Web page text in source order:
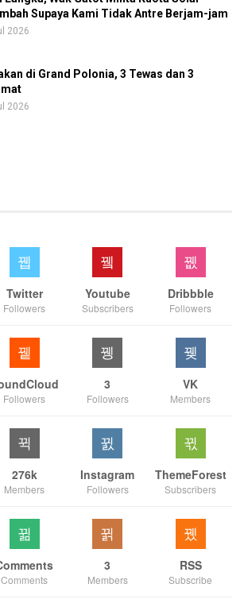
Supaya Kami Tidak Antre Berjam-jam
2026
di Grand Polonia, 3 Tewas dan 3
2026
Twitter
Followers
Youtube
Subscribers
Dribbble
Followers
Followers
3
Followers
VK
Members
276k
Members
Instagram
Followers
ThemeForest
Subscribers
Comments
3
Members
RSS
Subscribe